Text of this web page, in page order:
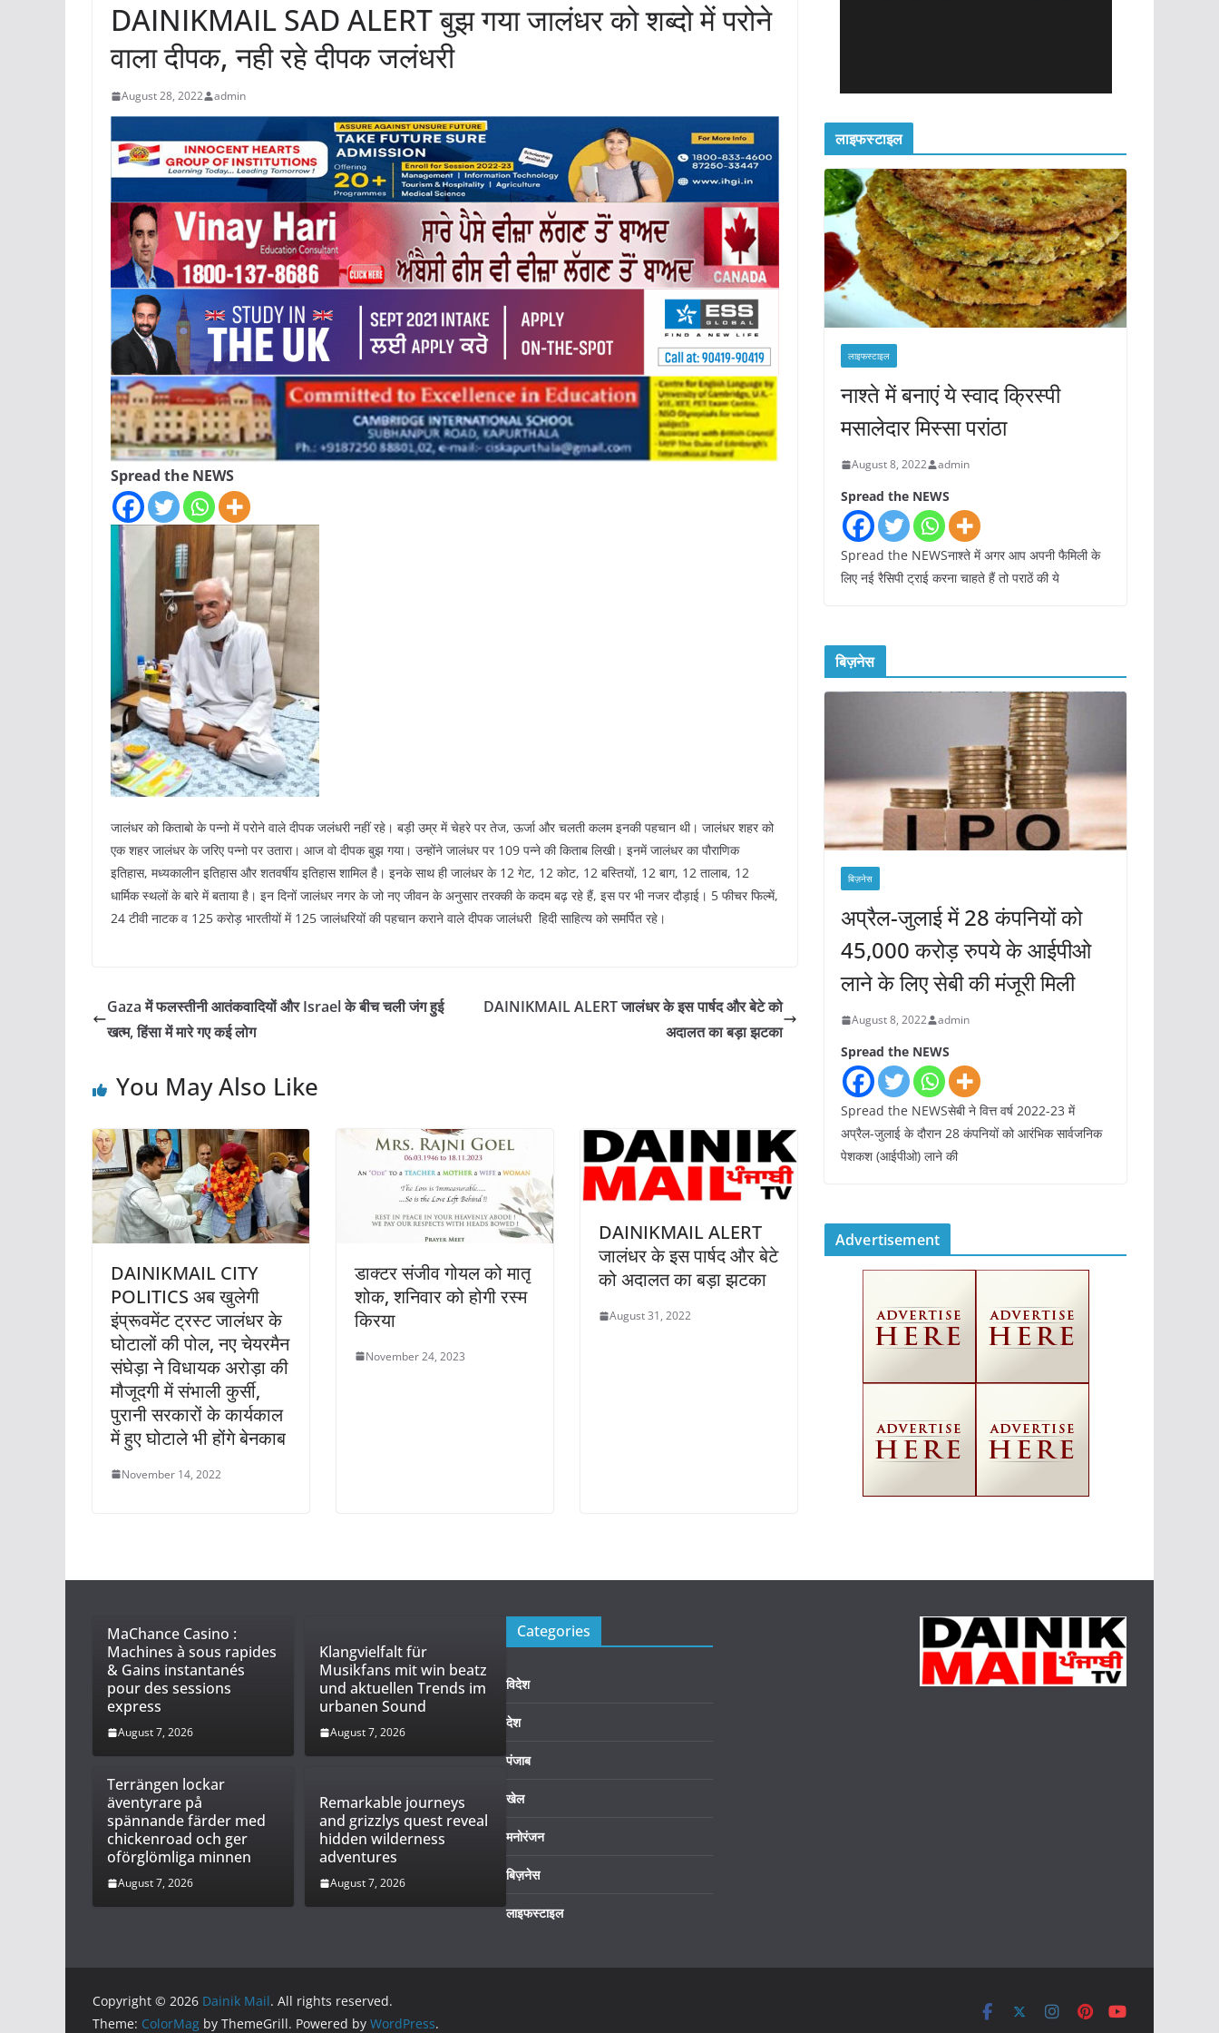
DAINIKMAIL SAD ALERT बुझ गया जालंधर को शब्दो में परोने
वाला दीपक, नही रहे दीपक जलंधरी
August 28, 2022 admin
Spread the NEWS
जालंधर को किताबो के पन्नो में परोने वाले दीपक जलंधरी नहीं रहे। बड़ी उम्र में चेहरे पर तेज, ऊर्जा और चलती कलम इनकी पहचान थी। जालंधर शहर को
एक शहर जालंधर के जरिए पन्नो पर उतारा। आज वो दीपक बुझ गया। उन्होंने जालंधर पर 109 पन्ने की किताब लिखी। इनमें जालंधर का पौराणिक
इतिहास, मध्यकालीन इतिहास और शतवर्षीय इतिहास शामिल है। इनके साथ ही जालंधर के 12 गेट, 12 कोट, 12 बस्तियों, 12 बाग, 12 तालाब, 12
धार्मिक स्थलों के बारे में बताया है। इन दिनों जालंधर नगर के जो नए जीवन के अनुसार तरक्की के कदम बढ़ रहे हैं, इस पर भी नजर दौड़ाई। 5 फीचर फिल्में,
24 टीवी नाटक व 125 करोड़ भारतीयों में 125 जालंधरियों की पहचान कराने वाले दीपक जालंधरी हिदी साहित्य को समर्पित रहे।
Gaza में फलस्तीनी आतंकवादियों और Israel के बीच चली जंग हुई
खत्म, हिंसा में मारे गए कई लोग
DAINIKMAIL ALERT जालंधर के इस पार्षद और बेटे को
अदालत का बड़ा झटका
You May Also Like
DAINIKMAIL CITY
POLITICS अब खुलेगी
इंप्रूवमेंट ट्रस्ट जालंधर के
घोटालों की पोल, नए चेयरमैन
संघेड़ा ने विधायक अरोड़ा की
मौजूदगी में संभाली कुर्सी,
पुरानी सरकारों के कार्यकाल
में हुए घोटाले भी होंगे बेनकाब
November 14, 2022
डाक्टर संजीव गोयल को मातृ
शोक, शनिवार को होगी रस्म
किरया
November 24, 2023
DAINIKMAIL ALERT
जालंधर के इस पार्षद और बेटे
को अदालत का बड़ा झटका
August 31, 2022
लाइफस्टाइल
लाइफस्टाइल
नाश्ते में बनाएं ये स्वाद क्रिस्पी
मसालेदार मिस्सा परांठा
August 8, 2022 admin
Spread the NEWS
Spread the NEWSनाश्ते में अगर आप अपनी फैमिली के
लिए नई रैसिपी ट्राई करना चाहते हैं तो पराठें की ये
बिज़नेस
बिज़नेस
अप्रैल-जुलाई में 28 कंपनियों को
45,000 करोड़ रुपये के आईपीओ
लाने के लिए सेबी की मंजूरी मिली
August 8, 2022 admin
Spread the NEWS
Spread the NEWSसेबी ने वित्त वर्ष 2022-23 में
अप्रैल-जुलाई के दौरान 28 कंपनियों को आरंभिक सार्वजनिक
पेशकश (आईपीओ) लाने की
Advertisement
MaChance Casino :
Machines à sous rapides
& Gains instantanés
pour des sessions
express
August 7, 2026
Klangvielfalt für
Musikfans mit win beatz
und aktuellen Trends im
urbanen Sound
August 7, 2026
Terrängen lockar
äventyrare på
spännande färder med
chickenroad och ger
oförglömliga minnen
August 7, 2026
Remarkable journeys
and grizzlys quest reveal
hidden wilderness
adventures
August 7, 2026
Categories
विदेश
देश
पंजाब
खेल
मनोरंजन
बिज़नेस
लाइफस्टाइल
Copyright © 2026 Dainik Mail. All rights reserved.
Theme: ColorMag by ThemeGrill. Powered by WordPress.